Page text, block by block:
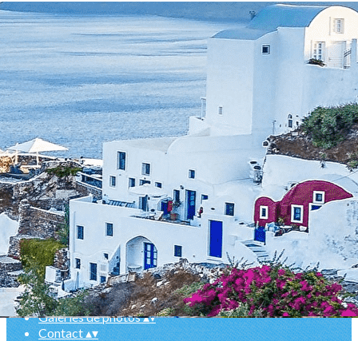
Exporter les lignes sélectionnées
Exporter toutes les colonnes
Exporter uniquement les colonnes affichées
Menu
Ajoutez un logo, un bouton, des réseaux sociaux
Cliquez pour éditer
Accueil
Nos actions▴▾
Événements▴▾
Adhésions▴▾
Dons▴▾
Ecole▴▾
Galeries de photos▴▾
Contact▴▾